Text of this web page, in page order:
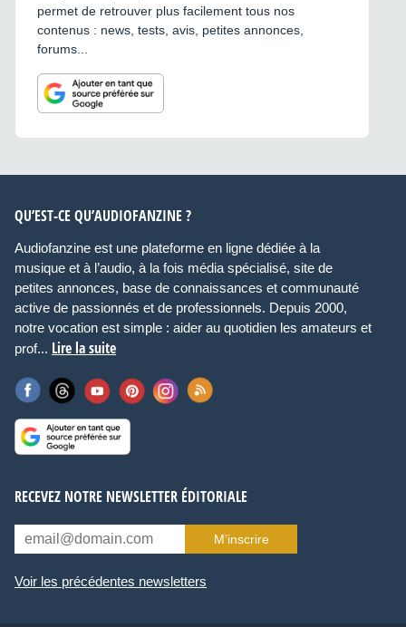
permet de retrouver plus facilement tous nos
contenus : news, tests, avis, petites annonces,
forums...
QU’EST-CE QU’AUDIOFANZINE ?
Audiofanzine est une plateforme en ligne dédiée à la
musique et à l’audio, à la fois média spécialisé, site de
petites annonces, base de connaissances et communauté
active de passionnés et de professionnels. Depuis 2000,
notre vocation est simple : aider au quotidien les amateurs et
prof... Lire la suite
RECEVEZ NOTRE NEWSLETTER ÉDITORIALE
M’inscrire
Voir les précédentes newsletters